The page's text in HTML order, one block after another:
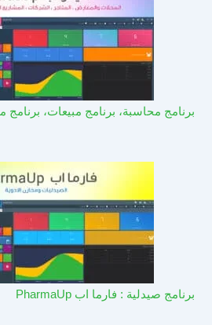
برنامج محاسبة، برنامج مبيعات،
برنامج صيدلية : فارما اب PharmaUp​